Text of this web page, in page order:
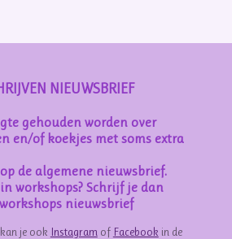
NIEUWSBRIEF
gehouden worden over
en/of koekjes met soms extra
de algemene nieuwsbrief.
workshops? Schrijf je dan
nieuwsbrief
je ook Instagram of Facebook in de